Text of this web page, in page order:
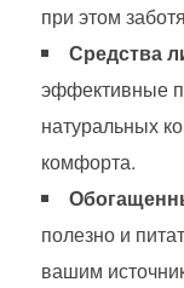
при этом
Средства
эффективные
натуральных
комфорта.
полезно и
вашим